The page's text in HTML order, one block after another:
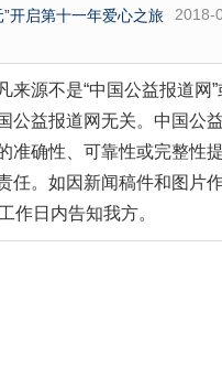
开启第十一年爱心之旅 2018-
来源不是“中国公益报道
公益报道网无关。中国公
准确性、可靠性或完整性
任。如因新闻稿件和图片
作日内告知我方。